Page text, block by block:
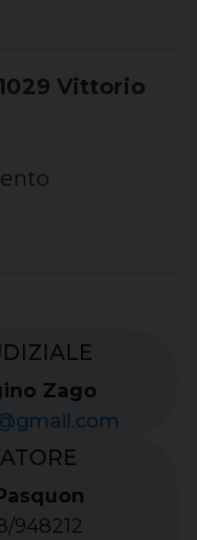
Vittorio
Zago
948212